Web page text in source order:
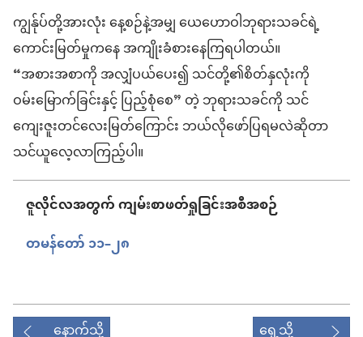
ကျွန်ုပ်တို့အားလုံး နေ့စဉ်နဲ့အမျှ ယေဟောဝါဘုရားသခင်ရဲ့
ကောင်းမြတ်မှုကနေ အကျိုးခံစားနေကြရပါတယ်။
“အစားအစာကို အလျှံပယ်ပေး၍ သင်တို့၏စိတ်နှလုံးကို
ဝမ်းမြောက်ခြင်းနှင့် ပြည့်စုံစေ” တဲ့ ဘုရားသခင်ကို သင်
ကျေးဇူးတင်လေးမြတ်ကြောင်း ဘယ်လိုဖော်ပြရမလဲဆိုတာ
သင်ယူလေ့လာကြည့်ပါ။
ဇူလိုင်လအတွက် ကျမ်းစာဖတ်ရှုခြင်းအစီအစဉ်
တမန်တော် ၁၁–၂၈